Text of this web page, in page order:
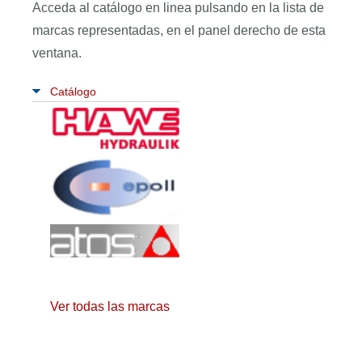
Acceda al catálogo en linea pulsando en la lista de
marcas representadas, en el panel derecho de esta
ventana.
Catálogo
Ver todas las marcas